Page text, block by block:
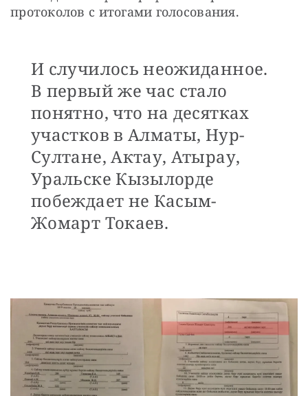
протоколов с итогами голосования.
И случилось неожиданное.
В первый же час стало
понятно, что на десятках
участков в Алматы, Нур-
Султане, Актау, Атырау,
Уральске Кызылорде
побеждает не Касым-
Жомарт Токаев.